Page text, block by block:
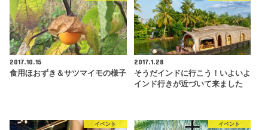
2017.10.15
食用ほおずき＆サツマイモの様子
2017.1.28
そうだインドに行こう！いよいよ
インド行きが近づいて来ました
イベント イベント